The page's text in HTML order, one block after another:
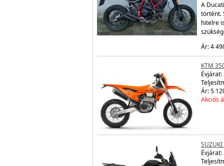
A
történt.
hitelre
Ár: 4
KTM
Évjárat:
Ár: 5
Akciós
Évjárat: